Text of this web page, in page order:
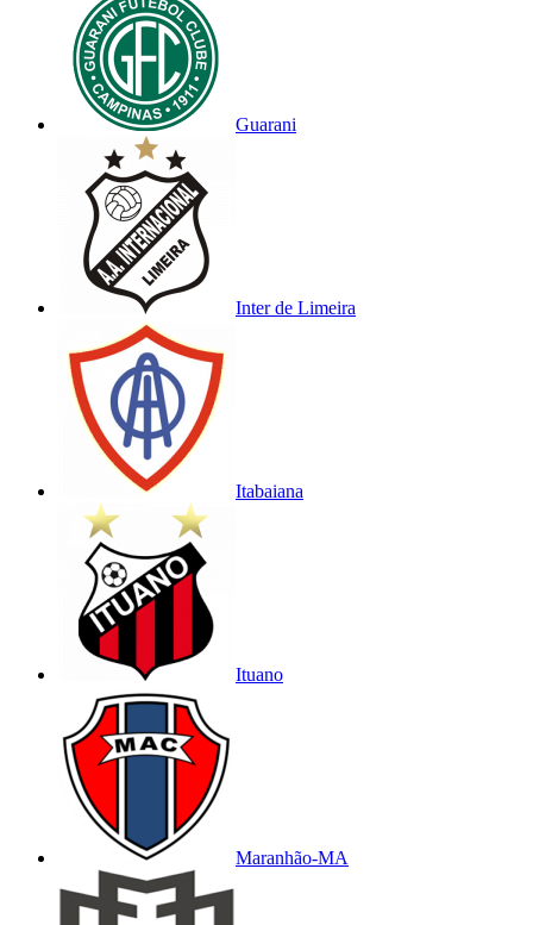
Guarani
Inter de Limeira
Itabaiana
Ituano
Maranhão-MA